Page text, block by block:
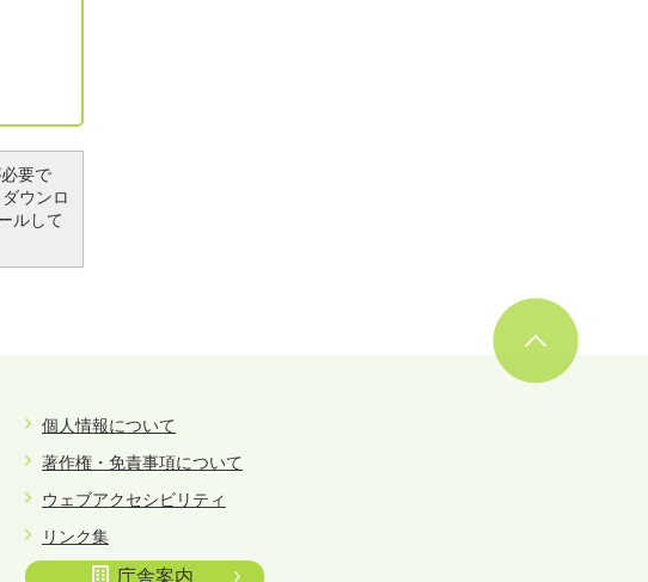
要で
ウンロ
ルして
個人情報について
著作権・免責事項について
ウェブアクセシビリティ
リンク集
庁舎案内